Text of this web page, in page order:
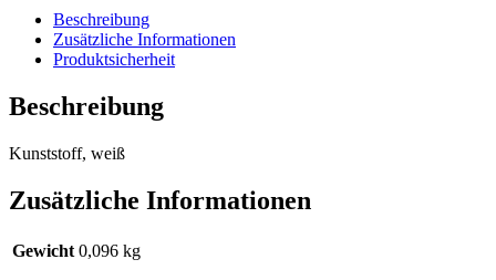
Beschreibung
Zusätzliche Informationen
Produktsicherheit
Beschreibung
Kunststoff, weiß
Zusätzliche Informationen
Gewicht 0,096 kg